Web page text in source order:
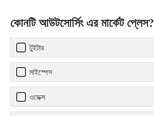
কোনটি আউটসোর্সিং এর মার্কেট প্লেস?
টুইটার
মাইস্পেস
ওডেক্স